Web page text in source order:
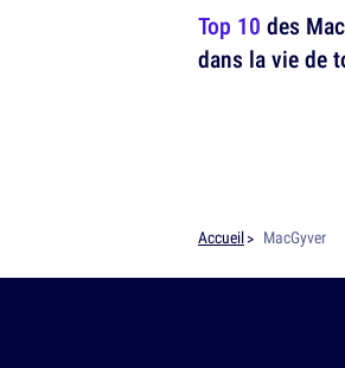
Top 10 des
dans la vie de
Accueil MacGyver